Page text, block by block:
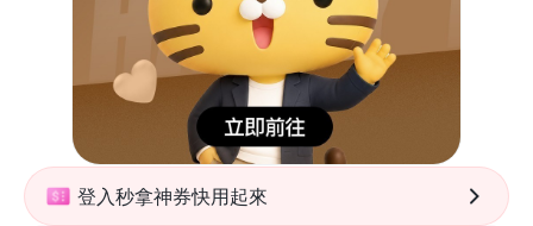
登入秒拿神券快用起來